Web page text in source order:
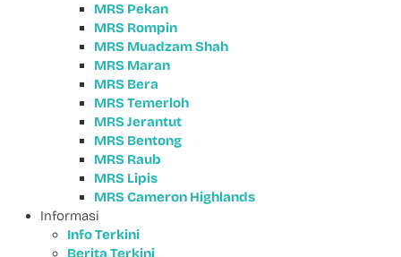
MRS Pekan
MRS Rompin
MRS Muadzam Shah
MRS Maran
MRS Bera
MRS Temerloh
MRS Jerantut
MRS Bentong
MRS Raub
MRS Lipis
MRS Cameron Highlands
Informasi
Info Terkini
Berita Terkini